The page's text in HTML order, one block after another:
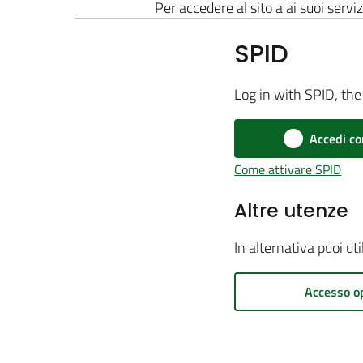
Per accedere al sito a ai suoi
SPID
Log in with SPID,
Accedi
Come attivare SPID
Altre utenze
In alternativa puoi
Accesso